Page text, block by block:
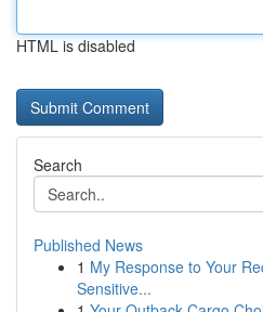
HTML is disabled
Search
Published News
1 My Response to Your
Sensitive...